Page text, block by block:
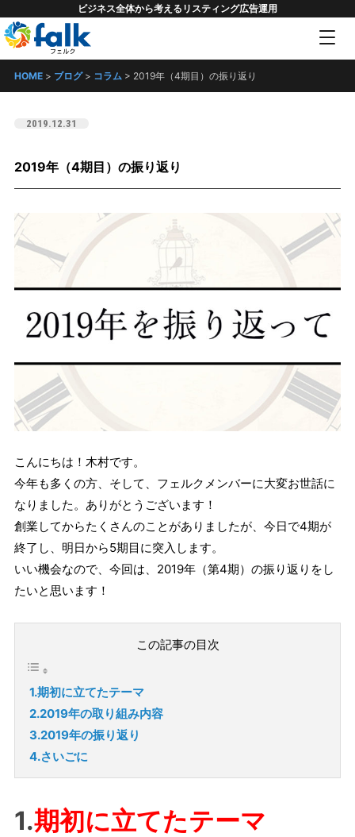
ビジネス全体から考えるリスティング広告運用
HOME> ブログ> コラム> 2019年（4期目）の振り返り
2019.12.31
2019年（4期目）の振り返り
こんにちは！木村です。
今年も多くの方、そして、フェルクメンバーに大変お世話に
なりました。ありがとうございます！
創業してからたくさんのことがありましたが、今日で4期が
終了し、明日から5期目に突入します。
いい機会なので、今回は、2019年（第4期）の振り返りをし
たいと思います！
この記事の目次
1.期初に立てたテーマ
2.2019年の取り組み内容
3.2019年の振り返り
4.さいごに
1.期初に立てたテーマ